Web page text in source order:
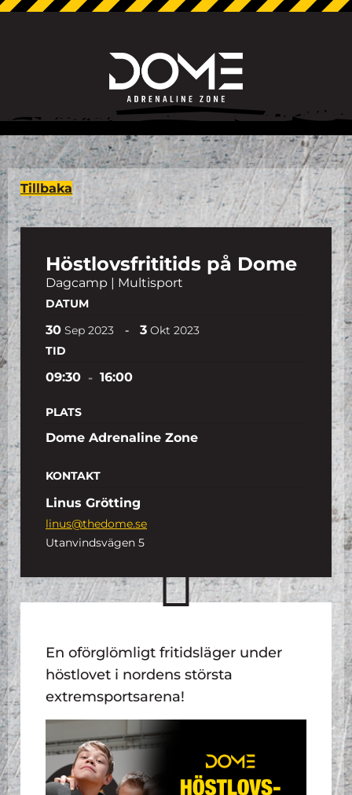
Tillbaka
Höstlovsfrititids på Dome
Dagcamp | Multisport
DATUM
30 Sep 2023 - 3 Okt 2023
TID
09:30 - 16:00
PLATS
Dome Adrenaline Zone
KONTAKT
Linus Grötting
linus@thedome.se
Utanvindsvägen 5
En oförglömligt fritidsläger under
höstlovet i nordens största
extremsportsarena!